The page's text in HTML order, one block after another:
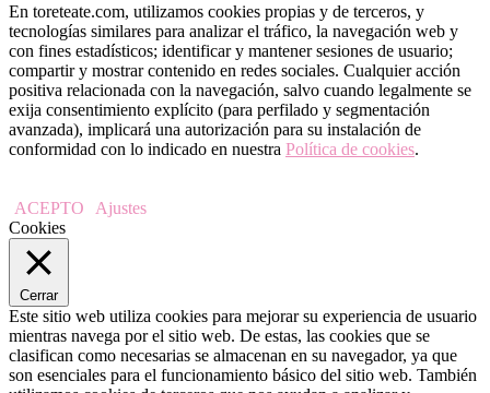
En toreteate.com, utilizamos cookies propias y de terceros, y
tecnologías similares para analizar el tráfico, la navegación web y
con fines estadísticos; identificar y mantener sesiones de usuario;
compartir y mostrar contenido en redes sociales. Cualquier acción
positiva relacionada con la navegación, salvo cuando legalmente se
exija consentimiento explícito (para perfilado y segmentación
avanzada), implicará una autorización para su instalación de
conformidad con lo indicado en nuestra Política de cookies.
ACEPTO
Ajustes
Cookies
Cerrar
Este sitio web utiliza cookies para mejorar su experiencia de usuario
mientras navega por el sitio web. De estas, las cookies que se
clasifican como necesarias se almacenan en su navegador, ya que
son esenciales para el funcionamiento básico del sitio web. También